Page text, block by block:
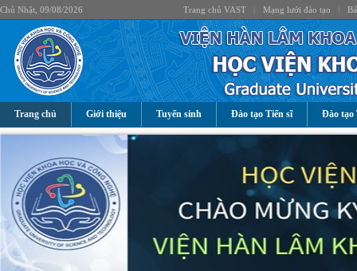
Chủ Nhật, 09/08/2026 Trang chủ VAST Mạng lưới đào tạo
Trang chủ Giới thiệu Tuyển sinh Đào tạo Tiến sĩ Đào tạo